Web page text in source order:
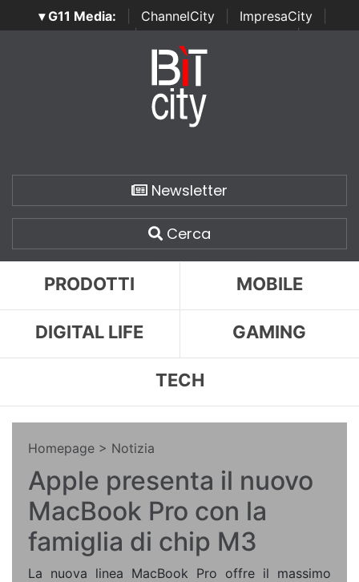
▾ G11 Media: ChannelCity ImpresaCity
SecurityOpenLab | Italian Channel Awards | Italian
Italian Security Awards
Newsletter
Cerca
PRODOTTI MOBILE
DIGITAL LIFE GAMING
TECH
Homepage > Notizia
Apple presenta il nuovo
MacBook Pro con la
famiglia di chip M3
La nuova linea MacBook Pro offre il massimo